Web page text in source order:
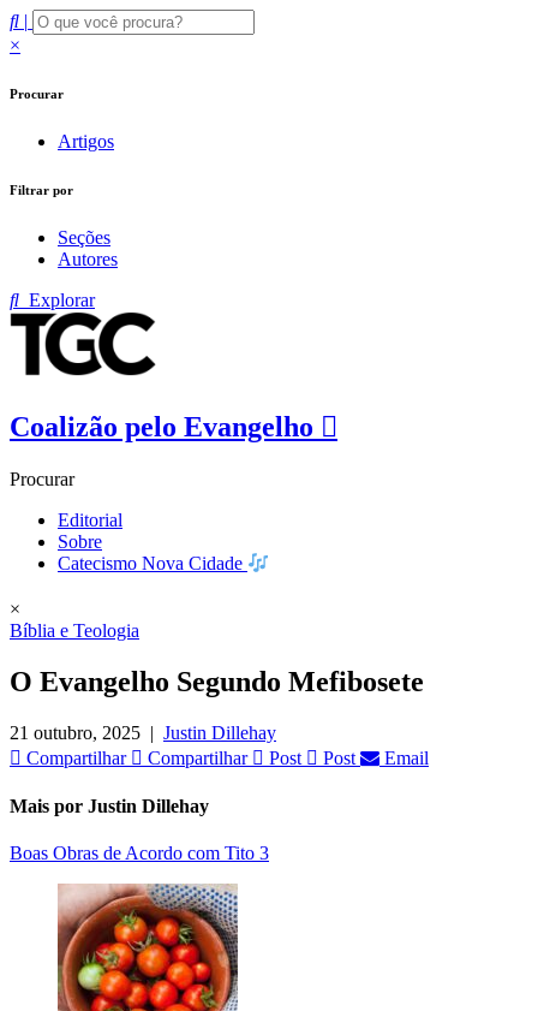
|
×
Procurar
Artigos
Filtrar por
Seções
Autores
Explorar
Coalizão pelo Evangelho
Procurar
Editorial
Sobre
Catecismo Nova Cidade
×
Bíblia e Teologia
O Evangelho Segundo Mefibosete
21 outubro, 2025 | Justin Dillehay
Compartilhar
Compartilhar Post Post Email
Mais por Justin Dillehay
Boas Obras de Acordo com Tito 3